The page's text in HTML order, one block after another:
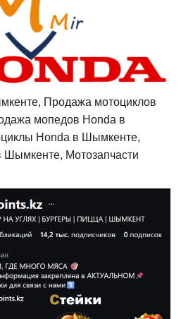
Продажа мотоциклов
мопедов Honda в
Honda в Шымкенте,
Шымкенте, Мотозапчасти